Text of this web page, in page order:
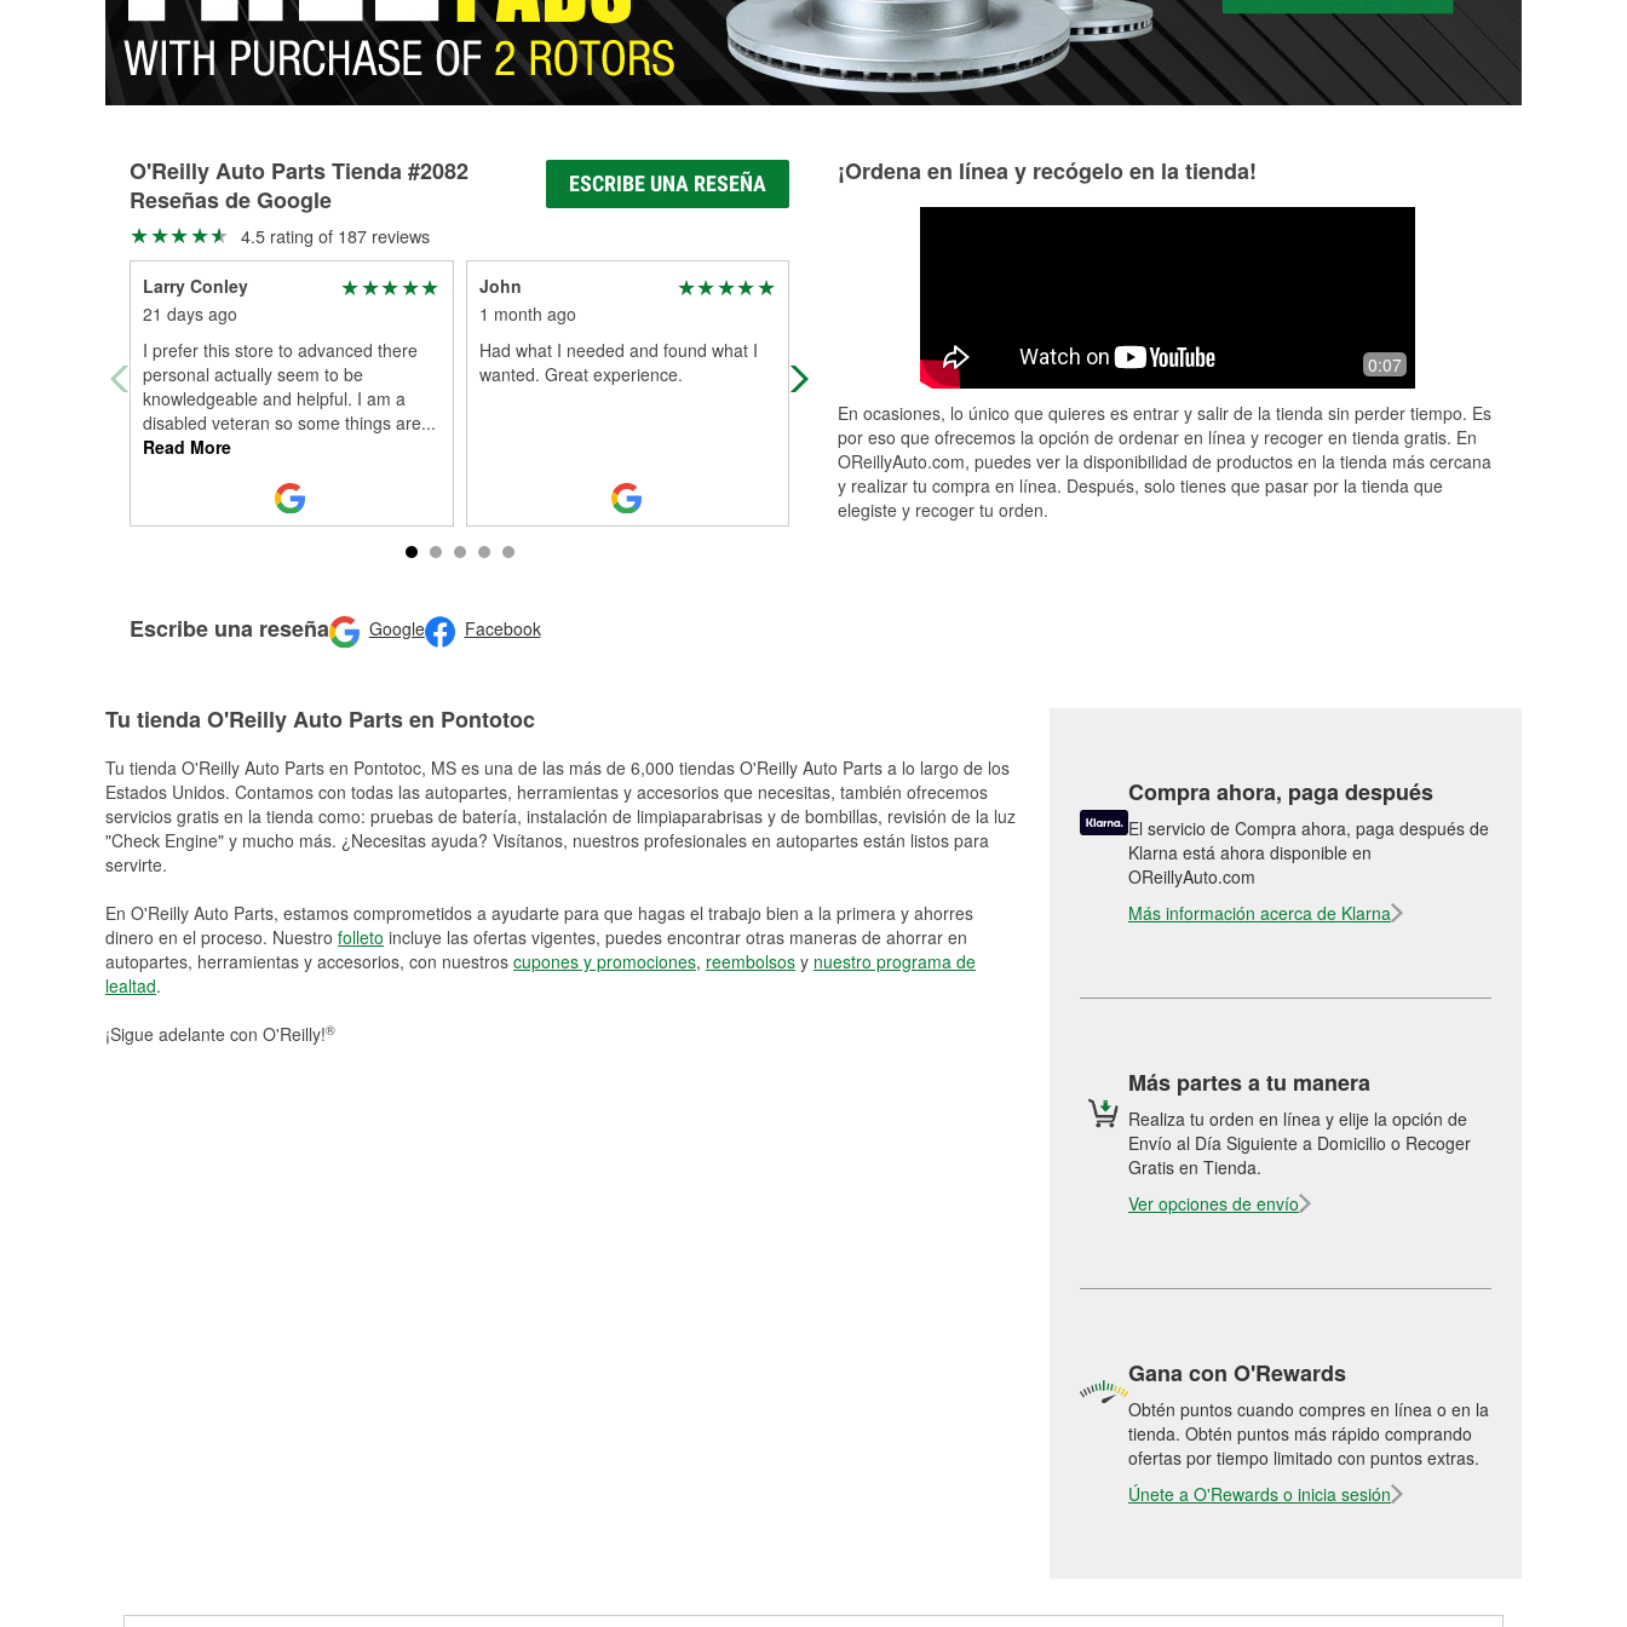
O'Reilly Auto Parts Tienda #2082
Reseñas de Google
ESCRIBE UNA RESEÑA
4.5 rating of 187 reviews
Larry Conley
21 days ago
I prefer this store to advanced there
personal actually seem to be
knowledgeable and helpful. I am a
disabled veteran so some things are...
Read More
John
1 month ago
Had what I needed and found what I
wanted. Great experience.
GREAT PLACE TO GET PARTS AND
PRICE IS NOT BAD AS WELL
Had a great experience at the local
oreillys. Professional staff like Marvin
buying auto parts. Would defini...
Read More
Escribe una reseña Google Facebook
¡Ordena en línea y recógelo en la tienda!
0:07
En ocasiones, lo único que quieres es entrar y salir de la tienda sin perder tiempo. Es
por eso que ofrecemos la opción de ordenar en línea y recoger en tienda gratis. En
OReillyAuto.com, puedes ver la disponibilidad de productos en la tienda más cercana
y realizar tu compra en línea. Después, solo tienes que pasar por la tienda que
elegiste y recoger tu orden.
Tu tienda O'Reilly Auto Parts en Pontotoc
Tu tienda O'Reilly Auto Parts en Pontotoc, MS es una de las más de 6,000 tiendas O'Reilly Auto Parts a lo largo de los
Estados Unidos. Contamos con todas las autopartes, herramientas y accesorios que necesitas, también ofrecemos
servicios gratis en la tienda como: pruebas de batería, instalación de limpiaparabrisas y de bombillas, revisión de la luz
"Check Engine" y mucho más. ¿Necesitas ayuda? Visítanos, nuestros profesionales en autopartes están listos para
servirte.
En O'Reilly Auto Parts, estamos comprometidos a ayudarte para que hagas el trabajo bien a la primera y ahorres
dinero en el proceso. Nuestro folleto incluye las ofertas vigentes, puedes encontrar otras maneras de ahorrar en
autopartes, herramientas y accesorios, con nuestros cupones y promociones, reembolsos y nuestro programa de
lealtad.
¡Sigue adelante con O'Reilly!®
Compra ahora, paga después
El servicio de Compra ahora, paga después de
Klarna está ahora disponible en
OReillyAuto.com
Más información acerca de Klarna
Más partes a tu manera
Realiza tu orden en línea y elije la opción de
Envío al Día Siguiente a Domicilio o Recoger
Gratis en Tienda.
Ver opciones de envío
Gana con O'Rewards
Obtén puntos cuando compres en línea o en la
tienda. Obtén puntos más rápido comprando
ofertas por tiempo limitado con puntos extras.
Únete a O'Rewards o inicia sesión